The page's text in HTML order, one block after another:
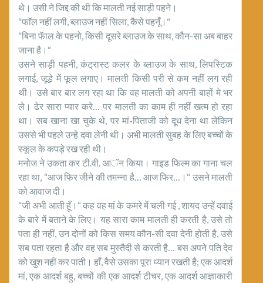
थे। उसी ने जिद्द की थी कि मालती नई साड़ी पहने।
“फाॅल नहीं लगी, ब्लाउज नहीं सिला, कैसे पहनूँ।“
“बिना फॅाल के पहनो, किसी दूसरे ब्लाउज के साथ, कौन-सा अब बाहर
जाना है।“
उसने साड़ी पहनी, कंट्रास्ट कलर के ब्लाउज के साथ, लिपस्टिक
लगाई, जूड़े में फूल लगाए। मालती किसी परी से कम नहीं लग रही
थी। उसे बार बार लग रहा था कि वह मालती को अपनी बाहों मे भर
ले। ढेर सारा प्यार करे… पर मालती का काम ही नहीं खत्म हो रहा
था। सब खाना खा चुके थे, पर मां-पिताजी को दूध देना था लेकिन
उससे भी पहले उन्हे दवा लेनी थी। अभी मालती सुबह के लिए बच्चों के
स्कूल के कपड़े रख रही थी।
मनोज ने उकता कर टी.वी. आॅन किया। गाइड फिल्म का गाना चल
रहा था, “आज फिर जीने की तमन्ना है… आज फिर…।“ उसने मालती
को आवाज दी।
“जी अभी आती हूँ।“ कह वह मां के कमरे में चली गई , शायद उन्हें दवाई
के बारे में बताने के लिए। यह सारा काम मालती ही करती है, उसे तो
पता ही नहीं, उन दोनों को किस समय कौन-सी दवा देनी होती है, उसे
सब पता रहता है और वह सब मुस्तैदी से करती है… बस अपने पति देव
को खुश नहीं कर पाती। हाँ, वैसे उसका पूरा ध्यान रखती है; एक आदर्श
मां, एक आदर्श बहु, बच्चों की एक आदर्श टीचर, एक आदर्श आज्ञाकारी